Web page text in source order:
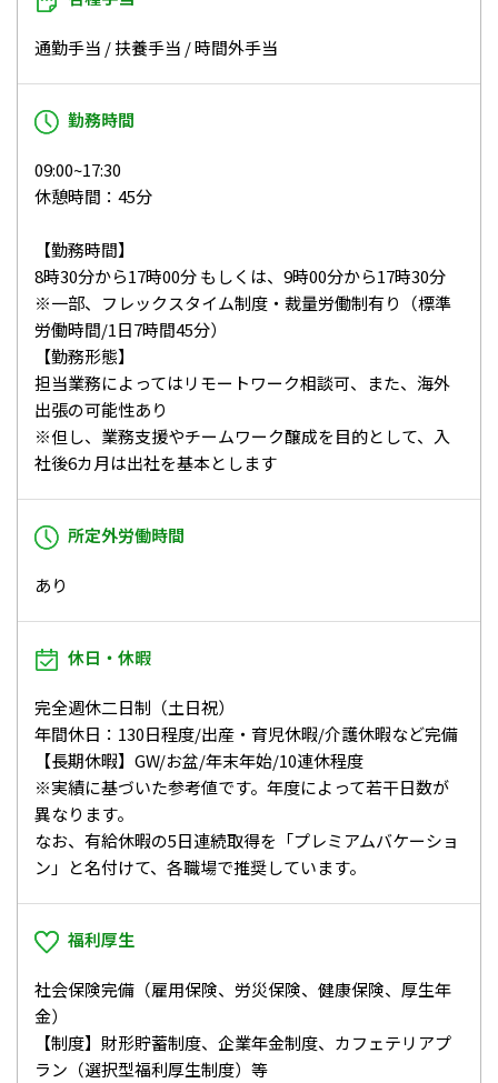
通勤手当 / 扶養手当 / 時間外手当
勤務時間
09:00~17:30
休憩時間：45分
【勤務時間】
8時30分から17時00分 もしくは、9時00分から17時30分
※一部、フレックスタイム制度・裁量労働制有り（標準
労働時間/1日7時間45分）
【勤務形態】
担当業務によってはリモートワーク相談可、また、海外
出張の可能性あり
※但し、業務支援やチームワーク醸成を目的として、入
社後6カ月は出社を基本とします
所定外労働時間
あり
休日・休暇
完全週休二日制（土日祝）
年間休日：130日程度/出産・育児休暇/介護休暇など完備
【長期休暇】GW/お盆/年末年始/10連休程度
※実績に基づいた参考値です。年度によって若干日数が
異なります。
なお、有給休暇の5日連続取得を「プレミアムバケーショ
ン」と名付けて、各職場で推奨しています。
福利厚生
社会保険完備（雇用保険、労災保険、健康保険、厚生年
金）
【制度】財形貯蓄制度、企業年金制度、カフェテリアプ
ラン（選択型福利厚生制度）等